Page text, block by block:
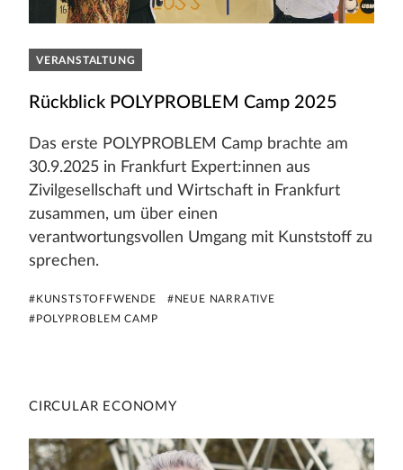
VERANSTALTUNG
Rückblick POLYPROBLEM Camp 2025
Das erste POLYPROBLEM Camp brachte am
30.9.2025 in Frankfurt Expert:innen aus
Zivilgesellschaft und Wirtschaft in Frankfurt
zusammen, um über einen
verantwortungsvollen Umgang mit Kunststoff zu
sprechen.
#KUNSTSTOFFWENDE
#NEUE NARRATIVE
#POLYPROBLEM CAMP
CIRCULAR ECONOMY